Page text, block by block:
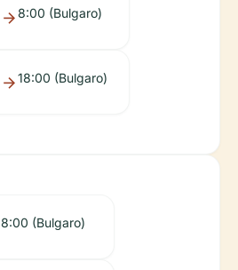
8:00 (Bulgaro)
18:00 (Bulgaro)
8:00 (Bulgaro)